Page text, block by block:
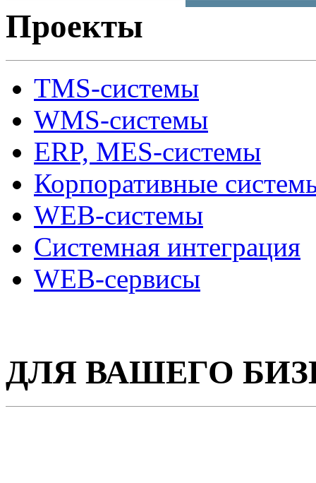
Проекты
TMS-системы
WMS-системы
ERP, MES-системы
Корпоративные
WEB-системы
Системная интеграция
WEB-сервисы
ДЛЯ ВАШЕГО